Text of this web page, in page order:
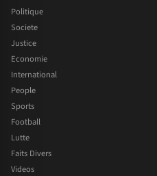
Politique
Societe
Justice
Economie
International
People
Sports
Football
Lutte
Faits Divers
Videos